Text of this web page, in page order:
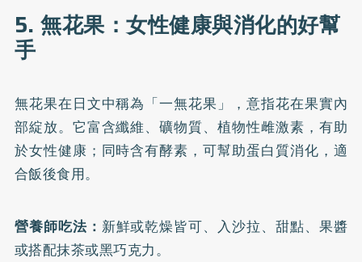
5. 無花果：女性健康與消化的好幫
手
無花果在日文中稱為「一無花果」，意指花在果實內
部綻放。它富含纖維、礦物質、植物性雌激素，有助
於女性健康；同時含有酵素，可幫助蛋白質消化，適
合飯後食用。
營養師吃法： 新鮮或乾燥皆可、入沙拉、甜點、果醬
或搭配抹茶或黑巧克力。